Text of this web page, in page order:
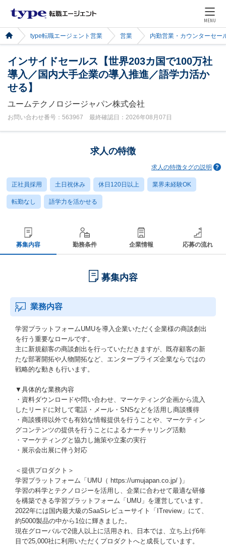
MENU
type転職エージェント営業 営業 内勤営業・カウンターセー
インサイドセールス【世界203カ国で100万社
導入／国内大手企業の導入推進／語学力活か
せる】
ユームテクノロジージャパン株式会社
お問い合わせ番号：563967 最終確認日：2026年08月07日
求人の特徴
求人の特徴タグの説明
正社員採用 土日祝休み 休日120日以上 業界未経験OK
転勤なし 語学力を活かせる
募集内容 勤務条件 企業情報 応募の流れ
募集内容
業務内容
学習プラットフォームUMUを導入企業いただく企業様の商談創出
を行う重要なロールです。
主に新規顧客の商談創出を行っていただきますが、既存顧客の新
たな部署開拓や人物開拓など、エンタープライズ企業ならではの
戦略的な動きも行います。
▼具体的な業務内容
・資料ダウンロードや問い合わせ、マーケティング企画から流入
したリードに対して電話・メール・SNSなどを活用し商談獲得
・商談獲得以外でも有効な情報提供を行うことや、マーケティン
グコンテンツの提供を行うことによるナーチャリング活動
・マーケティングと協力し施策や立案の実行
・展示会出展に伴う対応
＜提供プロダクト＞
学習プラットフォーム「UMU（ https://umujapan.co.jp/ )」
学習の科学とテクノロジーを活用し、企業に合わせて最適な研修
を構築できる学習プラットフォーム「UMU」を運営しています。
2022年には国内最大級のSaaSレビューサイト「ITreview」にて、
約5000製品の中から1位に輝きました。
現在グローバルで2億人以上に活用され、日本では、立ち上げ6年
目で25,000社に利用いただくプロダクトへと成長しています。